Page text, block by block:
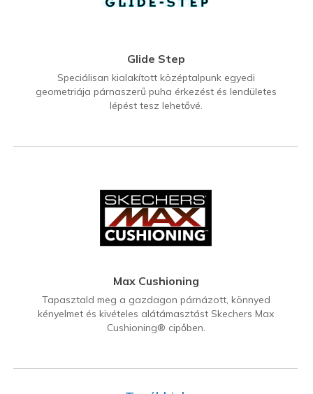
Glide Step
Speciálisan kialakított középtalpunk egyedi
geometriája párnaszerű puha érkezést és lendületes
lépést tesz lehetővé.
Max Cushioning
Tapasztald meg a gazdagon párnázott, könnyed
kényelmet és kivételes alátámasztást Skechers Max
Cushioning® cipőben.